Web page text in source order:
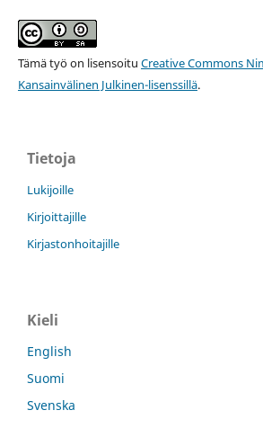
Tämä työ on lisensoitu Creative Commons
Kansainvälinen Julkinen-lisenssillä.
Tietoja
Lukijoille
Kirjoittajille
Kirjastonhoitajille
Kieli
English
Suomi
Svenska